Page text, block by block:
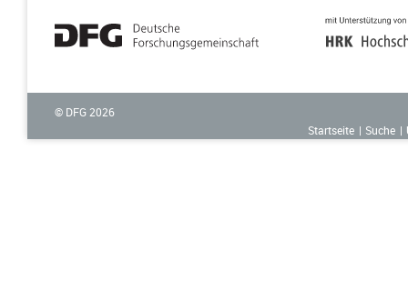
© DFG 2026
Startseite
Suche